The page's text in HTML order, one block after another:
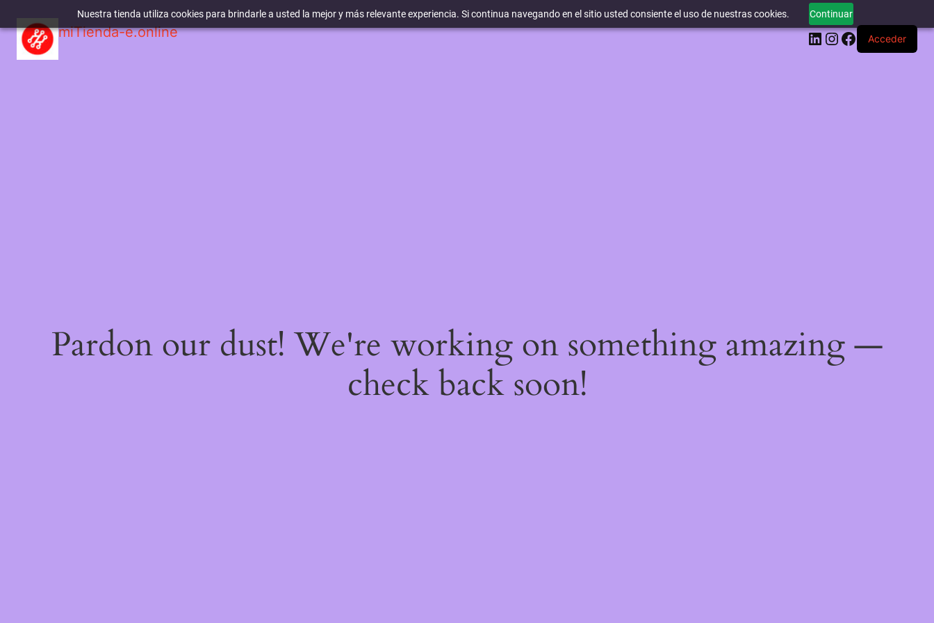
Nuestra tienda utiliza cookies para brindarle a usted la mejor y más relevante experiencia. Si continua navegando en el sitio usted consiente el uso de nuestras cookies. Continuar
miTienda-e.online LinkedIn
Instagram
Facebook
Acceder
Pardon our dust! We're working on something amazing —
check back soon!